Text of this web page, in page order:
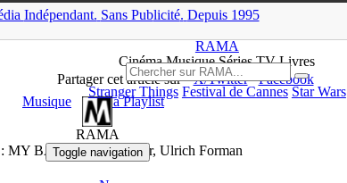
Indépendant. Sans Publicité. Depuis 1995
RAMA
CinémaMusique SériesTVLivres
Stranger Things Festival de Cannes Star Wars
RAMA
Toggle navigation
▲
Partager cet article sur X/Twitter
Facebook
Musique
La Playlist
MY BABY, Robin Foster, Ulrich Forman